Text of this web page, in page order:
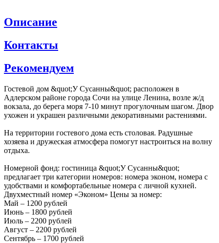
Описание
Контакты
Рекомендуем
Гостевой дом &quot;У Сусанны&quot; расположен в
Адлерском районе города Сочи на улице Ленина, возле ж/д
вокзала, до берега моря 7-10 минут прогулочным шагом. Двор
ухожен и украшен различными декоративными растениями.
На территории гостевого дома есть столовая. Радушные
хозяева и дружеская атмосфера помогут настроиться на волну
отдыха.
Номерной фонд: гостиница &quot;У Сусанны&quot;
предлагает три категории номеров: номера эконом, номера с
удобствами и комфортабельные номера с личной кухней.
Двухместный номер «Эконом» Цены за номер:
Май – 1200 рублей
Июнь – 1800 рублей
Июль – 2200 рублей
Август – 2200 рублей
Сентябрь – 1700 рублей